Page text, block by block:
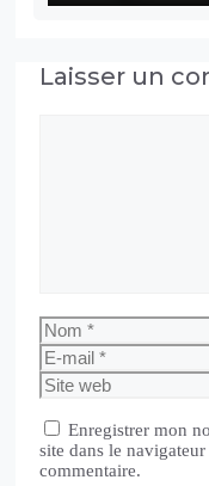
Laisser un
Nom
E-
mail
Site
web
Enregistrer mon
site dans le
commentaire.